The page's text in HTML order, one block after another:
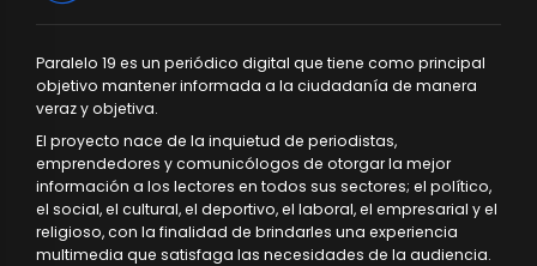
Paralelo 19 es un periódico digital que tiene como principal
objetivo mantener informada a la ciudadanía de manera
veraz y objetiva.
El proyecto nace de la inquietud de periodistas,
emprendedores y comunicólogos de otorgar la mejor
información a los lectores en todos sus sectores; el político,
el social, el cultural, el deportivo, el laboral, el empresarial y el
religioso, con la finalidad de brindarles una experiencia
multimedia que satisfaga las necesidades de la audiencia.